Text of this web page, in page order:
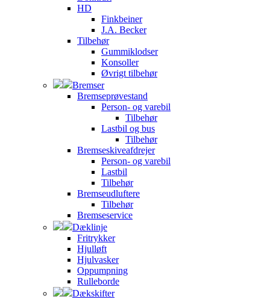
HD
Finkbeiner
J.A. Becker
Tilbehør
Gummiklodser
Konsoller
Øvrigt tilbehør
Bremser
Bremseprøvestand
Person- og varebil
Tilbehør
Lastbil og bus
Tilbehør
Bremseskiveafdrejer
Person- og varebil
Lastbil
Tilbehør
Bremseudluftere
Tilbehør
Bremseservice
Dæklinje
Fritrykker
Hjulløft
Hjulvasker
Oppumpning
Rulleborde
Dækskifter